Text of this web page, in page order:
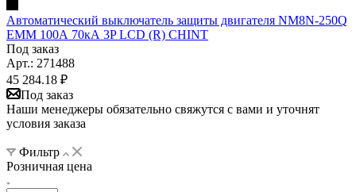
Автоматический выключатель защиты двигателя NM8N-250Q
EMM 100А 70кА 3P LCD (R) CHINT
Под заказ
Арт.: 271488
45 284.18 ₽
Под заказ
Наши менеджеры обязательно свяжутся с вами и уточнят
условия заказа
Фильтр
Розничная цена